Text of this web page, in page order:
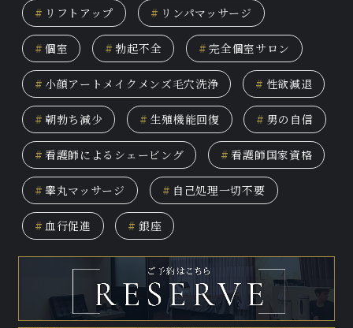
# リフトアップ # リンパマッサージ
# 個室 # 勃起不全 # 完全個室サロン
# 小顔アートメイクメンズ毛穴洗浄 # 性欲減退
# 朝勃ち減少 # 生殖機能回復 # 男の自信
# 看護師によるシェービング # 看護師国家資格
# 睾丸マッサージ # 自己処理一切不要
# 血行促進 # 銀座